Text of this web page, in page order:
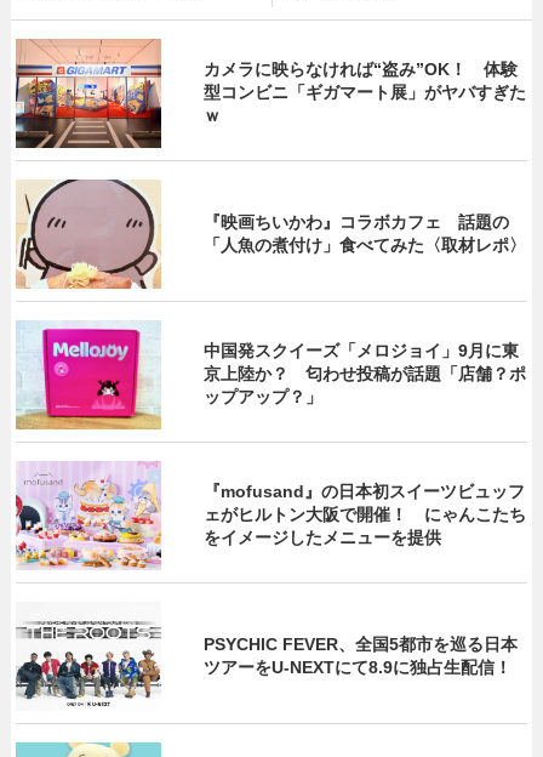
カメラに映らなければ“盗み”OK！ 体験
型コンビニ「ギガマート展」がヤバすぎた
ｗ
『映画ちいかわ』コラボカフェ 話題の
「人魚の煮付け」食べてみた〈取材レポ〉
中国発スクイーズ「メロジョイ」9月に東
京上陸か？ 匂わせ投稿が話題「店舗？ポ
ップアップ？」
『mofusand』の日本初スイーツビュッフ
ェがヒルトン大阪で開催！ にゃんこたち
をイメージしたメニューを提供
PSYCHIC FEVER、全国5都市を巡る日本
ツアーをU‐NEXTにて8.9に独占生配信！